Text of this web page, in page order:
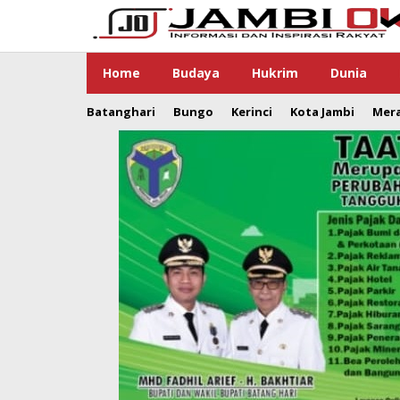
Home Budaya Hukrim Dunia
Batanghari Bungo Kerinci Kota Jambi